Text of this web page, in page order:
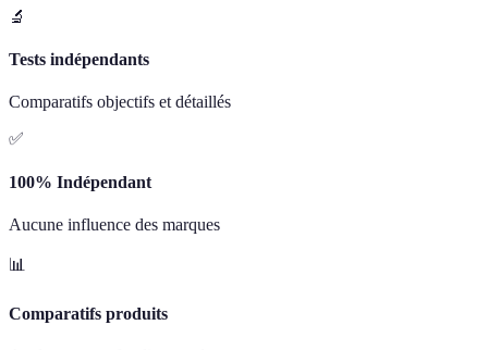
🔬
Tests indépendants
Comparatifs objectifs et détaillés
✅
100% Indépendant
Aucune influence des marques
📊
Comparatifs produits